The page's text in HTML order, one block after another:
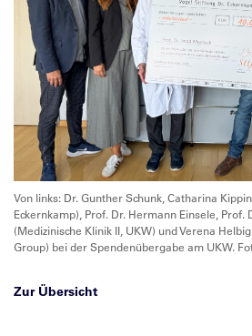
Von links: Dr. Gunther Schunk, Catharina
Eckernkamp), Prof. Dr. Hermann Einsele, Prof.
(Medizinische Klinik II, UKW) und Verena
Group) bei der Spendenübergabe am UKW.
Zur Übersicht